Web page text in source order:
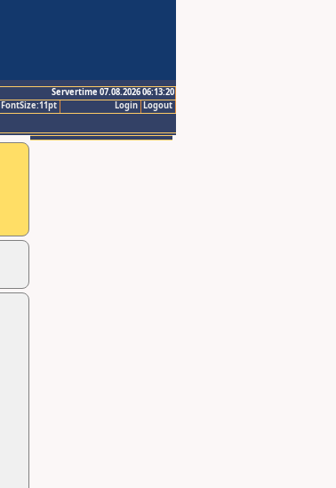
Servertime 07.08.2026 06:13:20
Logout
Login
FontSize:11pt